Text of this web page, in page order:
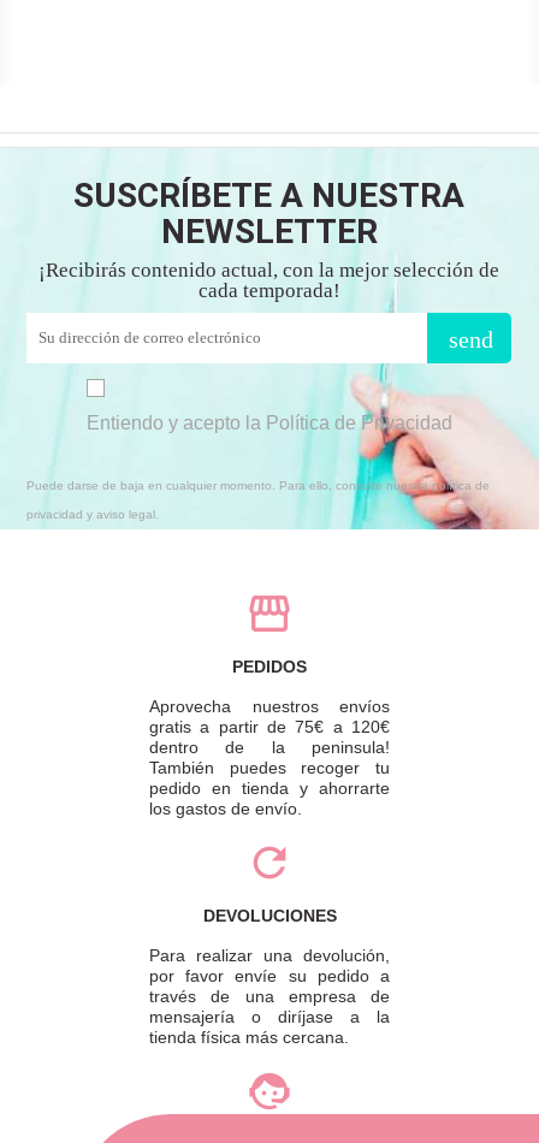
SUSCRÍBETE A NUESTRA
NEWSLETTER
¡Recibirás contenido actual, con la mejor selección de
cada temporada!
send
Entiendo y acepto la Política de Privacidad
Puede darse de baja en cualquier momento. Para ello, consulte nuestra política de
privacidad y aviso legal.
PEDIDOS
Aprovecha nuestros envíos
gratis a partir de 75€ a 120€
dentro de la peninsula!
También puedes recoger tu
pedido en tienda y ahorrarte
los gastos de envío.
DEVOLUCIONES
Para realizar una devolución,
por favor envíe su pedido a
través de una empresa de
mensajería o diríjase a la
tienda física más cercana.